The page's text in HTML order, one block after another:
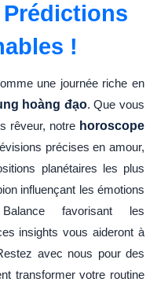
Prédictions
!
une journée riche en
hoàng đạo. Que vous
rêveur, notre horoscope
précises en amour,
planétaires les plus
influençant les émotions
favorisant les
insights vous aideront à
avec nous pour des
transformer votre routine